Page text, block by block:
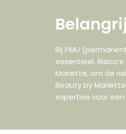
Bij PMU
essentieel.
Mariette, om de
Beauty by
expertise voor